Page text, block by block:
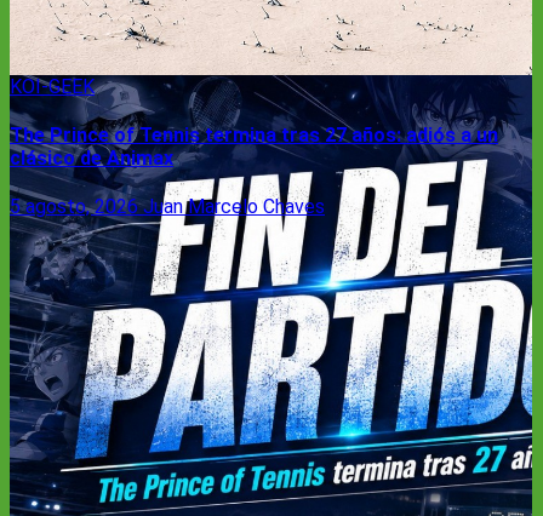
KOI-GEEK
The Prince of Tennis termina tras 27 años: adiós a un
clásico de Animax
5 agosto, 2026Juan Marcelo Chaves